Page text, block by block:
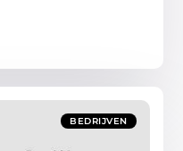
BEDRIJVEN